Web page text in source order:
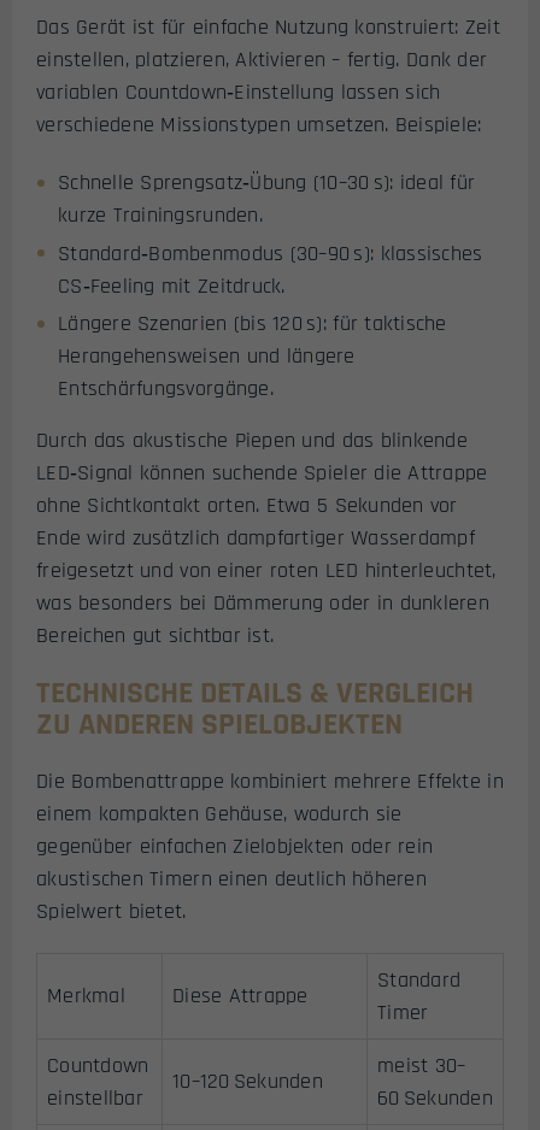
Das Gerät ist für einfache Nutzung konstruiert: Zeit
einstellen, platzieren, Aktivieren – fertig. Dank der
variablen Countdown‑Einstellung lassen sich
verschiedene Missionstypen umsetzen. Beispiele:
Schnelle Sprengsatz‑Übung (10–30 s): ideal für
kurze Trainingsrunden.
Standard‑Bombenmodus (30–90 s): klassisches
CS‑Feeling mit Zeitdruck.
Längere Szenarien (bis 120 s): für taktische
Herangehensweisen und längere
Entschärfungsvorgänge.
Durch das akustische Piepen und das blinkende
LED‑Signal können suchende Spieler die Attrappe
ohne Sichtkontakt orten. Etwa 5 Sekunden vor
Ende wird zusätzlich dampfartiger Wasserdampf
freigesetzt und von einer roten LED hinterleuchtet,
was besonders bei Dämmerung oder in dunkleren
Bereichen gut sichtbar ist.
TECHNISCHE DETAILS & VERGLEICH
ZU ANDEREN SPIELOBJEKTEN
Die Bombenattrappe kombiniert mehrere Effekte in
einem kompakten Gehäuse, wodurch sie
gegenüber einfachen Zielobjekten oder rein
akustischen Timern einen deutlich höheren
Spielwert bietet.
Merkmal Diese Attrappe
Standard
Timer
Countdown
einstellbar
10–120 Sekunden
meist 30–
60 Sekunden